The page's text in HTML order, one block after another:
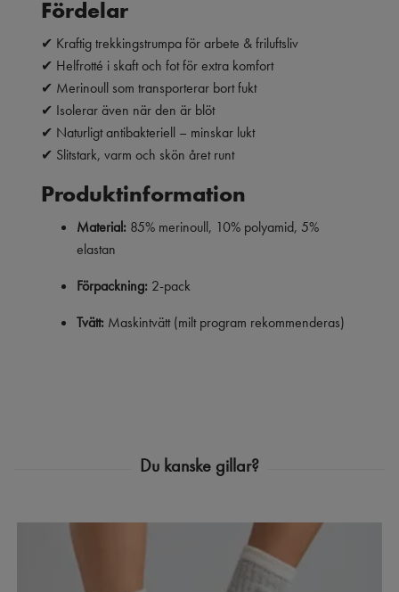
Fördelar
✔ Kraftig trekkingstrumpa för arbete & friluftsliv
✔ Helfrotté i skaft och fot för extra komfort
✔ Merinoull som transporterar bort fukt
✔ Isolerar även när den är blöt
✔ Naturligt antibakteriell – minskar lukt
✔ Slitstark, varm och skön året runt
Produktinformation
Material: 85% merinoull, 10% polyamid, 5%
elastan
Förpackning: 2-pack
Tvätt: Maskintvätt (milt program rekommenderas)